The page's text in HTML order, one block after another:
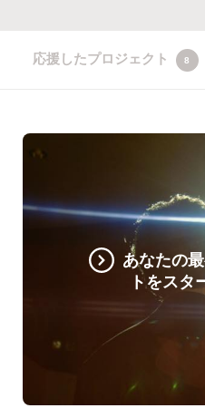
応援したプロジェクト 8
あなたの
トをスタ